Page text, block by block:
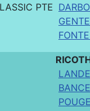
PTE